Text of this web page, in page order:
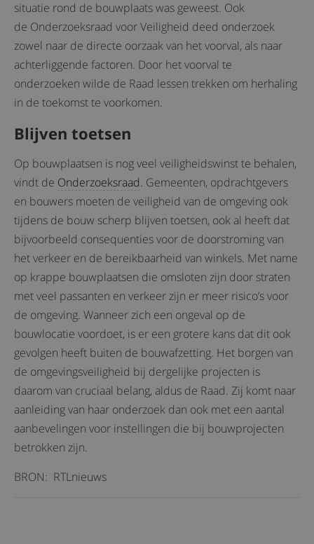
situatie rond de bouwplaats was geweest. Ook
de Onderzoeksraad voor Veiligheid deed onderzoek
zowel naar de directe oorzaak van het voorval, als naar
achterliggende factoren. Door het voorval te
onderzoeken wilde de Raad lessen trekken om herhaling
in de toekomst te voorkomen.
Blijven toetsen
Op bouwplaatsen is nog veel veiligheidswinst te behalen,
vindt de Onderzoeksraad. Gemeenten, opdrachtgevers
en bouwers moeten de veiligheid van de omgeving ook
tijdens de bouw scherp blijven toetsen, ook al heeft dat
bijvoorbeeld consequenties voor de doorstroming van
het verkeer en de bereikbaarheid van winkels. Met name
op krappe bouwplaatsen die omsloten zijn door straten
met veel passanten en verkeer zijn er meer risico’s voor
de omgeving. Wanneer zich een ongeval op de
bouwlocatie voordoet, is er een grotere kans dat dit ook
gevolgen heeft buiten de bouwafzetting. Het borgen van
de omgevingsveiligheid bij dergelijke projecten is
daarom van cruciaal belang, aldus de Raad. Zij komt naar
aanleiding van haar onderzoek dan ook met een aantal
aanbevelingen voor instellingen die bij bouwprojecten
betrokken zijn.
BRON: RTLnieuws